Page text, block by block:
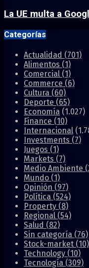
La UE multa a
Categorías
Actualidad (701)
Alimentos (1)
Comercial (1)
Commerce (6)
Cultura (60)
Deporte (65)
Economía (1.027)
Finance (10)
Internacional
Investments (7)
Juegos (1)
Markets (7)
Medio Ambiente
Mundo (1)
Opinión (97)
Política (524)
Property (8)
Regional (54)
Salud (82)
Sin categoría (76)
Stock-market (10)
Technology (10)
Tecnología (309)